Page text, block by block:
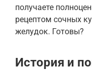
получаете
рецептом сочных
желудок. Готовы?
История и